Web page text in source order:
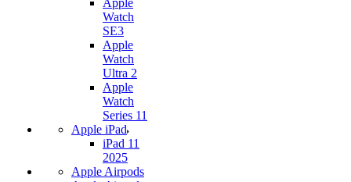
Apple
Watch
SE3
Apple
Watch
Ultra 2
Apple
Watch
Series 11
Apple iPad
iPad 11
2025
Apple Airpods